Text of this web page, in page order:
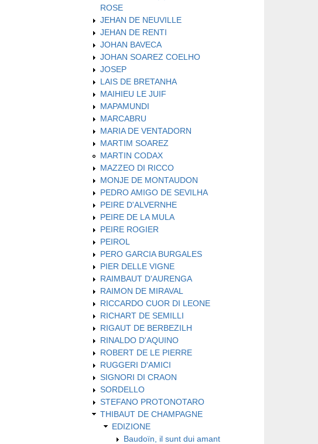
ROSE
JEHAN DE NEUVILLE
JEHAN DE RENTI
JOHAN BAVECA
JOHAN SOAREZ COELHO
JOSEP
LAIS DE BRETANHA
MAIHIEU LE JUIF
MAPAMUNDI
MARCABRU
MARIA DE VENTADORN
MARTIM SOAREZ
MARTIN CODAX
MAZZEO DI RICCO
MONJE DE MONTAUDON
PEDRO AMIGO DE SEVILHA
PEIRE D'ALVERNHE
PEIRE DE LA MULA
PEIRE ROGIER
PEIROL
PERO GARCIA BURGALES
PIER DELLE VIGNE
RAIMBAUT D'AURENGA
RAIMON DE MIRAVAL
RICCARDO CUOR DI LEONE
RICHART DE SEMILLI
RIGAUT DE BERBEZILH
RINALDO D'AQUINO
ROBERT DE LE PIERRE
RUGGERI D'AMICI
SIGNORI DI CRAON
SORDELLO
STEFANO PROTONOTARO
THIBAUT DE CHAMPAGNE
EDIZIONE
Baudoïn, il sunt dui amant